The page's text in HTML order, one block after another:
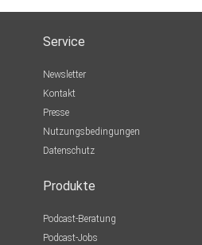
Service
Newsletter
Kontakt
Presse
Nutzungsbedingungen
Datenschutz
Produkte
Podcast-Beratung
Podcast-Jobs